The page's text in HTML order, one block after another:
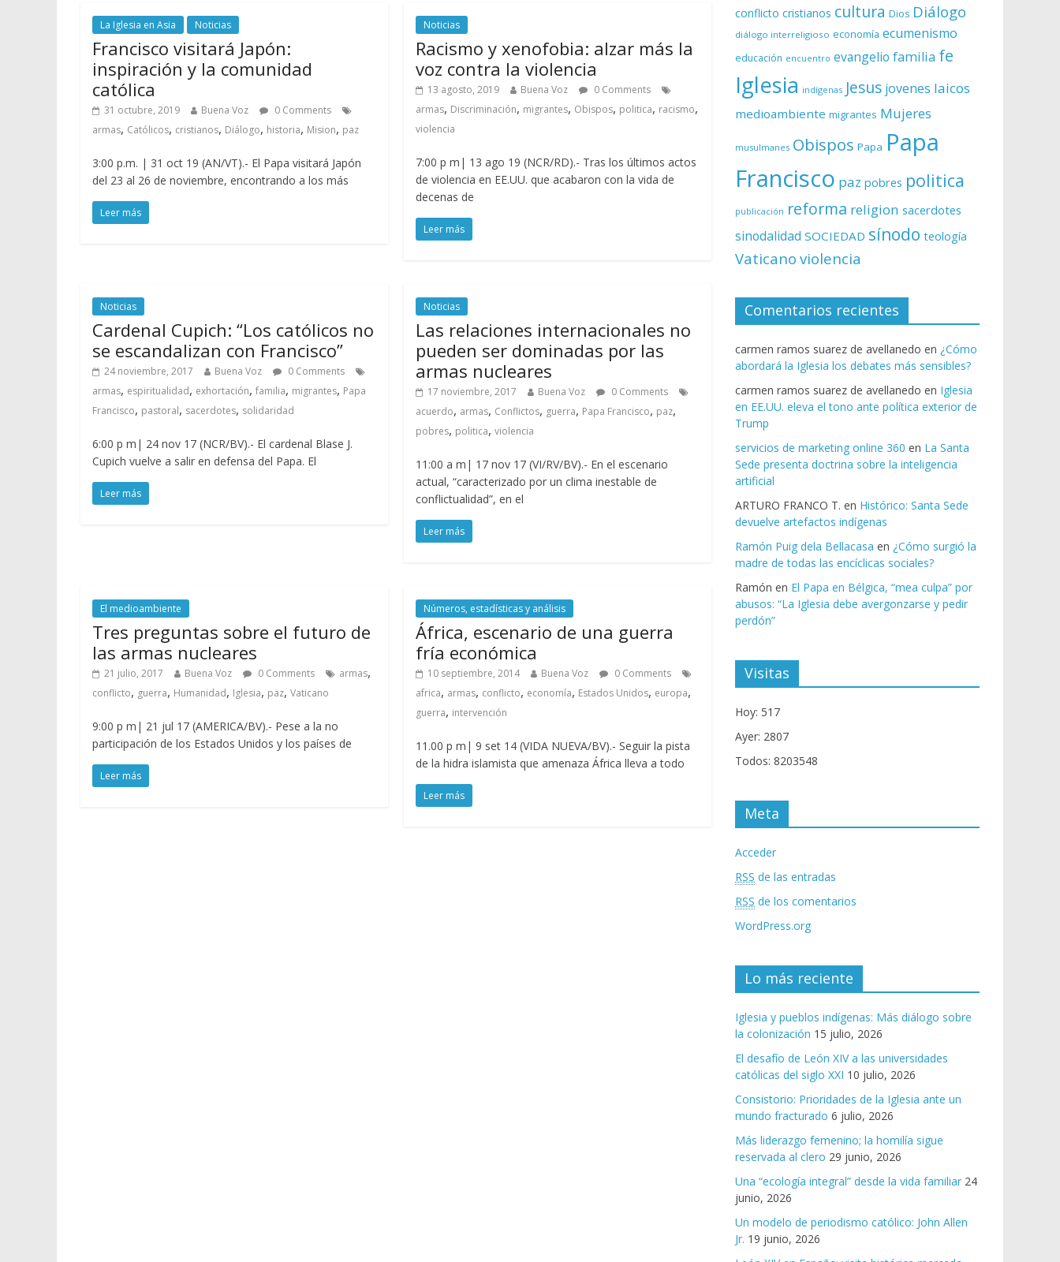
La Iglesia en Asia Noticias
Francisco visitará Japón:
inspiración y la comunidad
católica
31 octubre, 2019 Buena Voz
0 Comments
armas, Católicos, cristianos, Diálogo, historia, Mision, paz
3:00 p.m. | 31 oct 19 (AN/VT).- El Papa visitará Japón
del 23 al 26 de noviembre, encontrando a los más
Leer más
Noticias
Racismo y xenofobia: alzar más la
voz contra la violencia
13 agosto, 2019 Buena Voz
0 Comments
armas, Discriminación, migrantes, Obispos, politica, racismo,
violencia
7:00 p m| 13 ago 19 (NCR/RD).- Tras los últimos actos
de violencia en EE.UU. que acabaron con la vida de
decenas de
Leer más
Noticias
Cardenal Cupich: “Los católicos no
se escandalizan con Francisco”
24 noviembre, 2017 Buena Voz
0 Comments
armas, espiritualidad, exhortación, familia, migrantes, Papa
Francisco, pastoral, sacerdotes, solidaridad
6:00 p m| 24 nov 17 (NCR/BV).- El cardenal Blase J.
Cupich vuelve a salir en defensa del Papa. El
Leer más
Noticias
Las relaciones internacionales no
pueden ser dominadas por las
armas nucleares
17 noviembre, 2017 Buena Voz
0 Comments
acuerdo, armas, Conflictos, guerra, Papa Francisco, paz,
pobres, politica,violencia
11:00 a m| 17 nov 17 (VI/RV/BV).- En el escenario
actual, “caracterizado por un clima inestable de
conflictualidad”, en el
Leer más
El medioambiente
Tres preguntas sobre el futuro de
las armas nucleares
21 julio, 2017 Buena Voz 0 Comments armas,
conflicto, guerra, Humanidad, Iglesia, paz, Vaticano
9:00 p m| 21 jul 17 (AMERICA/BV).- Pese a la no
participación de los Estados Unidos y los países de
Leer más
Números, estadísticas y análisis
África, escenario de una guerra
fría económica
10 septiembre, 2014 Buena Voz
0 Comments
africa, armas, conflicto, economía, Estados Unidos, europa,
guerra, intervención
11.00 p m| 9 set 14 (VIDA NUEVA/BV).- Seguir la pista
de la hidra islamista que amenaza África lleva a todo
Leer más
conflicto cristianos cultura Dios Diálogo
diálogo interreligioso economía ecumenismo
educación encuentro evangelio familia fe
Iglesia indígenas Jesus jovenes laicos
medioambiente migrantes Mujeres
musulmanes Obispos Papa Papa
Francisco paz pobres politica
publicación reforma religion sacerdotes
sinodalidad SOCIEDAD sínodo teología
Vaticano violencia
Comentarios recientes
carmen ramos suarez de avellanedo en ¿Cómo
abordará la Iglesia los debates más sensibles?
carmen ramos suarez de avellanedo en Iglesia
en EE.UU. eleva el tono ante política exterior de
Trump
servicios de marketing online 360 en La Santa
Sede presenta doctrina sobre la inteligencia
artificial
ARTURO FRANCO T. en Histórico: Santa Sede
devuelve artefactos indígenas
Ramón Puig dela Bellacasa en ¿Cómo surgió la
madre de todas las encíclicas sociales?
Ramón en El Papa en Bélgica, “mea culpa” por
abusos: “La Iglesia debe avergonzarse y pedir
perdón”
Visitas
Hoy: 517
Ayer: 2807
Todos: 8203548
Meta
Acceder
RSS de las entradas
RSS de los comentarios
WordPress.org
Lo más reciente
Iglesia y pueblos indígenas: Más diálogo sobre
la colonización 15 julio, 2026
El desafío de León XIV a las universidades
católicas del siglo XXI 10 julio, 2026
Consistorio: Prioridades de la Iglesia ante un
mundo fracturado 6 julio, 2026
Más liderazgo femenino; la homilía sigue
reservada al clero 29 junio, 2026
Una “ecología integral” desde la vida familiar 24
junio, 2026
Un modelo de periodismo católico: John Allen
Jr. 19 junio, 2026